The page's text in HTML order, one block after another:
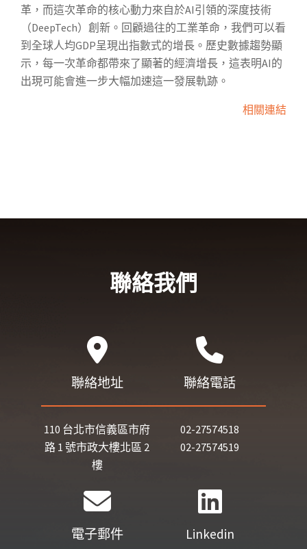
革，而這次革命的核心動力來自於AI引領的深度技術
（DeepTech）創新。回顧過往的工業革命，我們可以看
到全球人均GDP呈現出指數式的增長。歷史數據趨勢顯
示，每一次革命都帶來了顯著的經濟增長，這表明AI的
出現可能會進一步大幅加速這一發展軌跡。
相關連結
聯絡我們
聯絡地址
110 台北市信義區市府
路 1 號市政大樓北區 2
樓
聯絡電話
02-27574518
02-27574519
電子郵件 Linkedin